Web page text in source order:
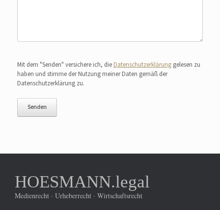
Mit dem "Senden" versichere ich, die Datenschutzerklärung gelesen zu
haben und stimme der Nutzung meiner Daten gemäß der
Datenschutzerklärung zu.
HOESMANN.legal
Medienrecht · Urheberrecht · Wirtschaftsrecht